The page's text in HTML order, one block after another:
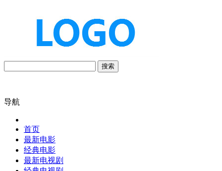
搜索
导航
首页
最新电影
经典电影
最新电视剧